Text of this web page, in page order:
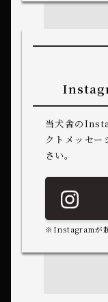
当犬舎の
クトメッセ
さい。
※Instagramが起